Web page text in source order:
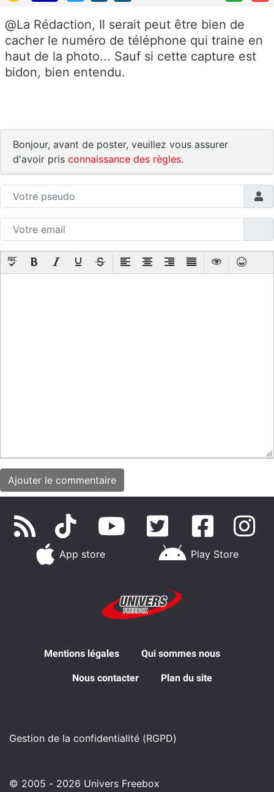
@La Rédaction, Il serait peut être bien de
cacher le numéro de téléphone qui traine en
haut de la photo... Sauf si cette capture est
bidon, bien entendu.
Bonjour, avant de poster, veuillez vous assurer
d'avoir pris connaissance des règles.
App store Play Store
Mentions légales Qui sommes nous
Nous contacter Plan du site
Gestion de la confidentialité (RGPD)
© 2005 - 2026 Univers Freebox